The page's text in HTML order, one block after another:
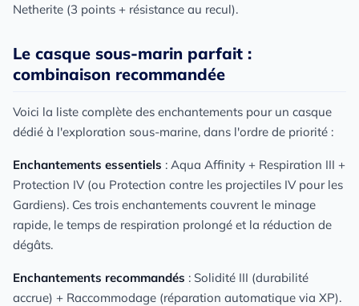
Netherite (3 points + résistance au recul).
Le casque sous-marin parfait :
combinaison recommandée
Voici la liste complète des enchantements pour un casque
dédié à l'exploration sous-marine, dans l'ordre de priorité :
Enchantements essentiels : Aqua Affinity + Respiration III +
Protection IV (ou Protection contre les projectiles IV pour les
Gardiens). Ces trois enchantements couvrent le minage
rapide, le temps de respiration prolongé et la réduction de
dégâts.
Enchantements recommandés : Solidité III (durabilité
accrue) + Raccommodage (réparation automatique via XP).